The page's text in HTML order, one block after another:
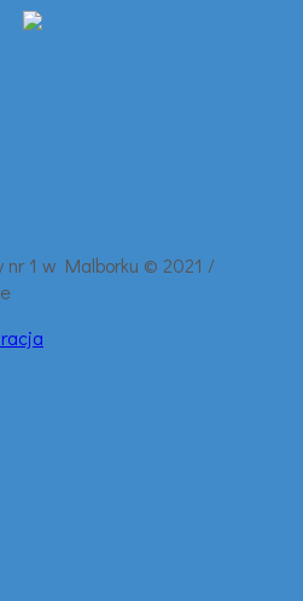
nr 1 w Malborku © 2021 /